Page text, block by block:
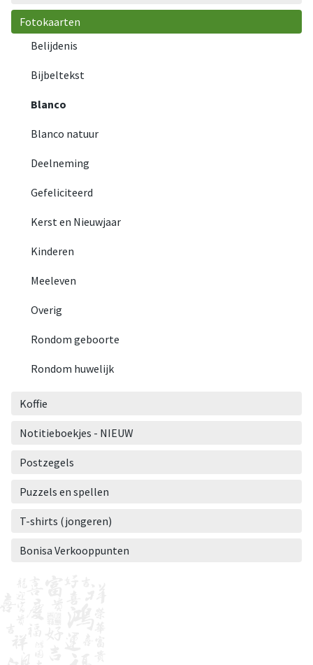
Fotokaarten
Belijdenis
Bijbeltekst
Blanco
Blanco natuur
Deelneming
Gefeliciteerd
Kerst en Nieuwjaar
Kinderen
Meeleven
Overig
Rondom geboorte
Rondom huwelijk
Koffie
Notitieboekjes - NIEUW
Postzegels
Puzzels en spellen
T-shirts (jongeren)
Bonisa Verkooppunten